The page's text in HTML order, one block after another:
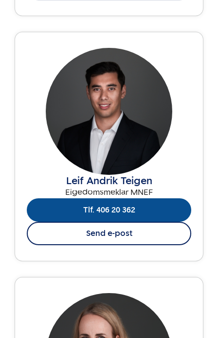
Leif Andrik Teigen
Eigedomsmeklar MNEF
Tlf. 406 20 362
Send e-post